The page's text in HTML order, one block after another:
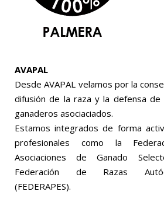
AVAPAL
Desde AVAPAL velamos por la
difusión de la raza y la defensa
ganaderos asociaciados.
Estamos integrados de forma
profesionales como la
Asociaciones de Ganado
Federación de Razas
(FEDERAPES).